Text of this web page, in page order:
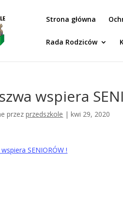
Strona główna
Rada Rodziców
wspiera
przezprzedszkole |kwi 29, 2020
SENIORÓW !